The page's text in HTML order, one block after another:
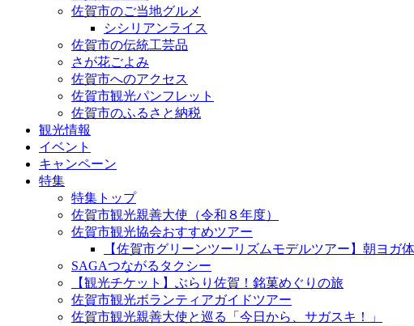
佐賀市のご当地グルメ
シシリアンライス
佐賀市の伝統工芸品
さが花ごよみ
佐賀市へのアクセス
佐賀市観光パンフレット
佐賀市のふるさと納税
観光情報
イベント
キャンペーン
特集
特集トップ
佐賀市観光親善大使（令和８年度）
佐賀市観光協会おすすめツアー
【佐賀市グリーンツーリズムモデルツアー】朝ヨガ
SAGAつながるタクシー
【観光チケット】ぶらり佐賀！銘菓めぐりの旅
佐賀市観光ボランティアガイドツアー
佐賀市観光親善大使と巡る「今日から、サガスキ！」